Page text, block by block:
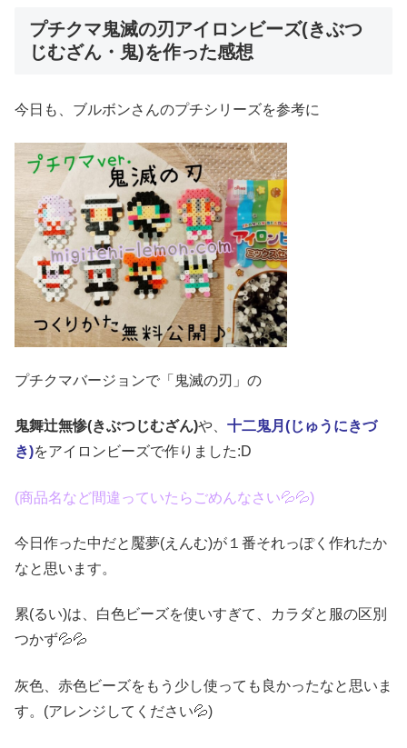
プチクマ鬼滅の刃アイロンビーズ(きぶつ
じむざん・鬼)を作った感想
今日も、ブルボンさんのプチシリーズを参考に
プチクマバージョンで「鬼滅の刃」の
鬼舞辻無惨(きぶつじむざん)や、 十二鬼月(じゅうにきづ
き)をアイロンビーズで作りました:D
(商品名など間違っていたらごめんなさい💦💦)
今日作った中だと魘夢(えんむ)が１番それっぽく作れたか
なと思います。
累(るい)は、白色ビーズを使いすぎて、カラダと服の区別
つかず💦💦
灰色、赤色ビーズをもう少し使っても良かったなと思いま
す。(アレンジしてください💦)